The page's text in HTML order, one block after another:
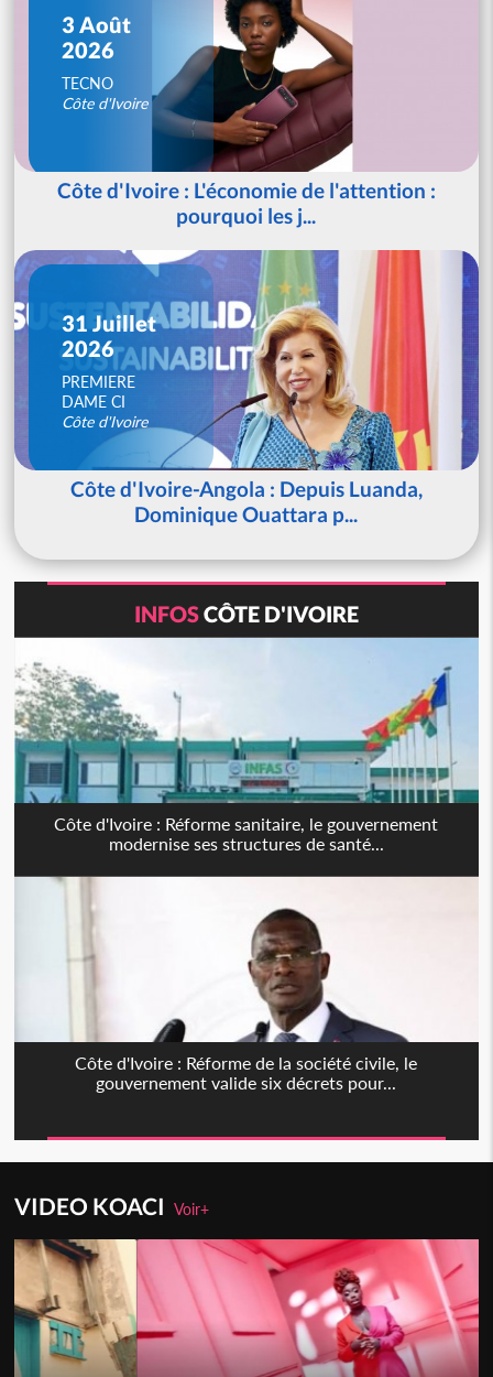
3 Août
2026
TECNO
Côte d'Ivoire
Côte d'Ivoire : L'économie de l'attention :
pourquoi les j...
31 Juillet
2026
PREMIERE
DAME CI
Côte d'Ivoire
Côte d'Ivoire-Angola : Depuis Luanda,
Dominique Ouattara p...
INFOSCÔTE D'IVOIRE
Côte d'Ivoire : Réforme sanitaire, le gouvernement
modernise ses structures de santé...
Côte d'Ivoire : Réforme de la société civile, le
gouvernement valide six décrets pour...
VIDEO KOACIVoir+